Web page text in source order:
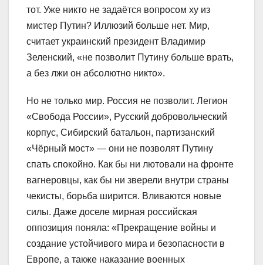
тот. Уже никто не задаётся вопросом ху из
мистер Путин? Иллюзий больше нет. Мир,
считает украинский президент Владимир
Зеленский, «не позволит Путину больше врать,
а без лжи он абсолютно никто».
Но не только мир. Россия не позволит. Легион
«Свобода России», Русский добровольческий
корпус, Сибирский батальон, партизанский
«Чёрный мост» — они не позволят Путину
спать спокойно. Как бы ни лютовали на фронте
вагнеровцы, как бы ни зверели внутри страны
чекисты, борьба ширится. Вливаются новые
силы. Даже доселе мирная российская
оппозиция поняла: «Прекращение войны и
создание устойчивого мира и безопасности в
Европе, а также наказание военных